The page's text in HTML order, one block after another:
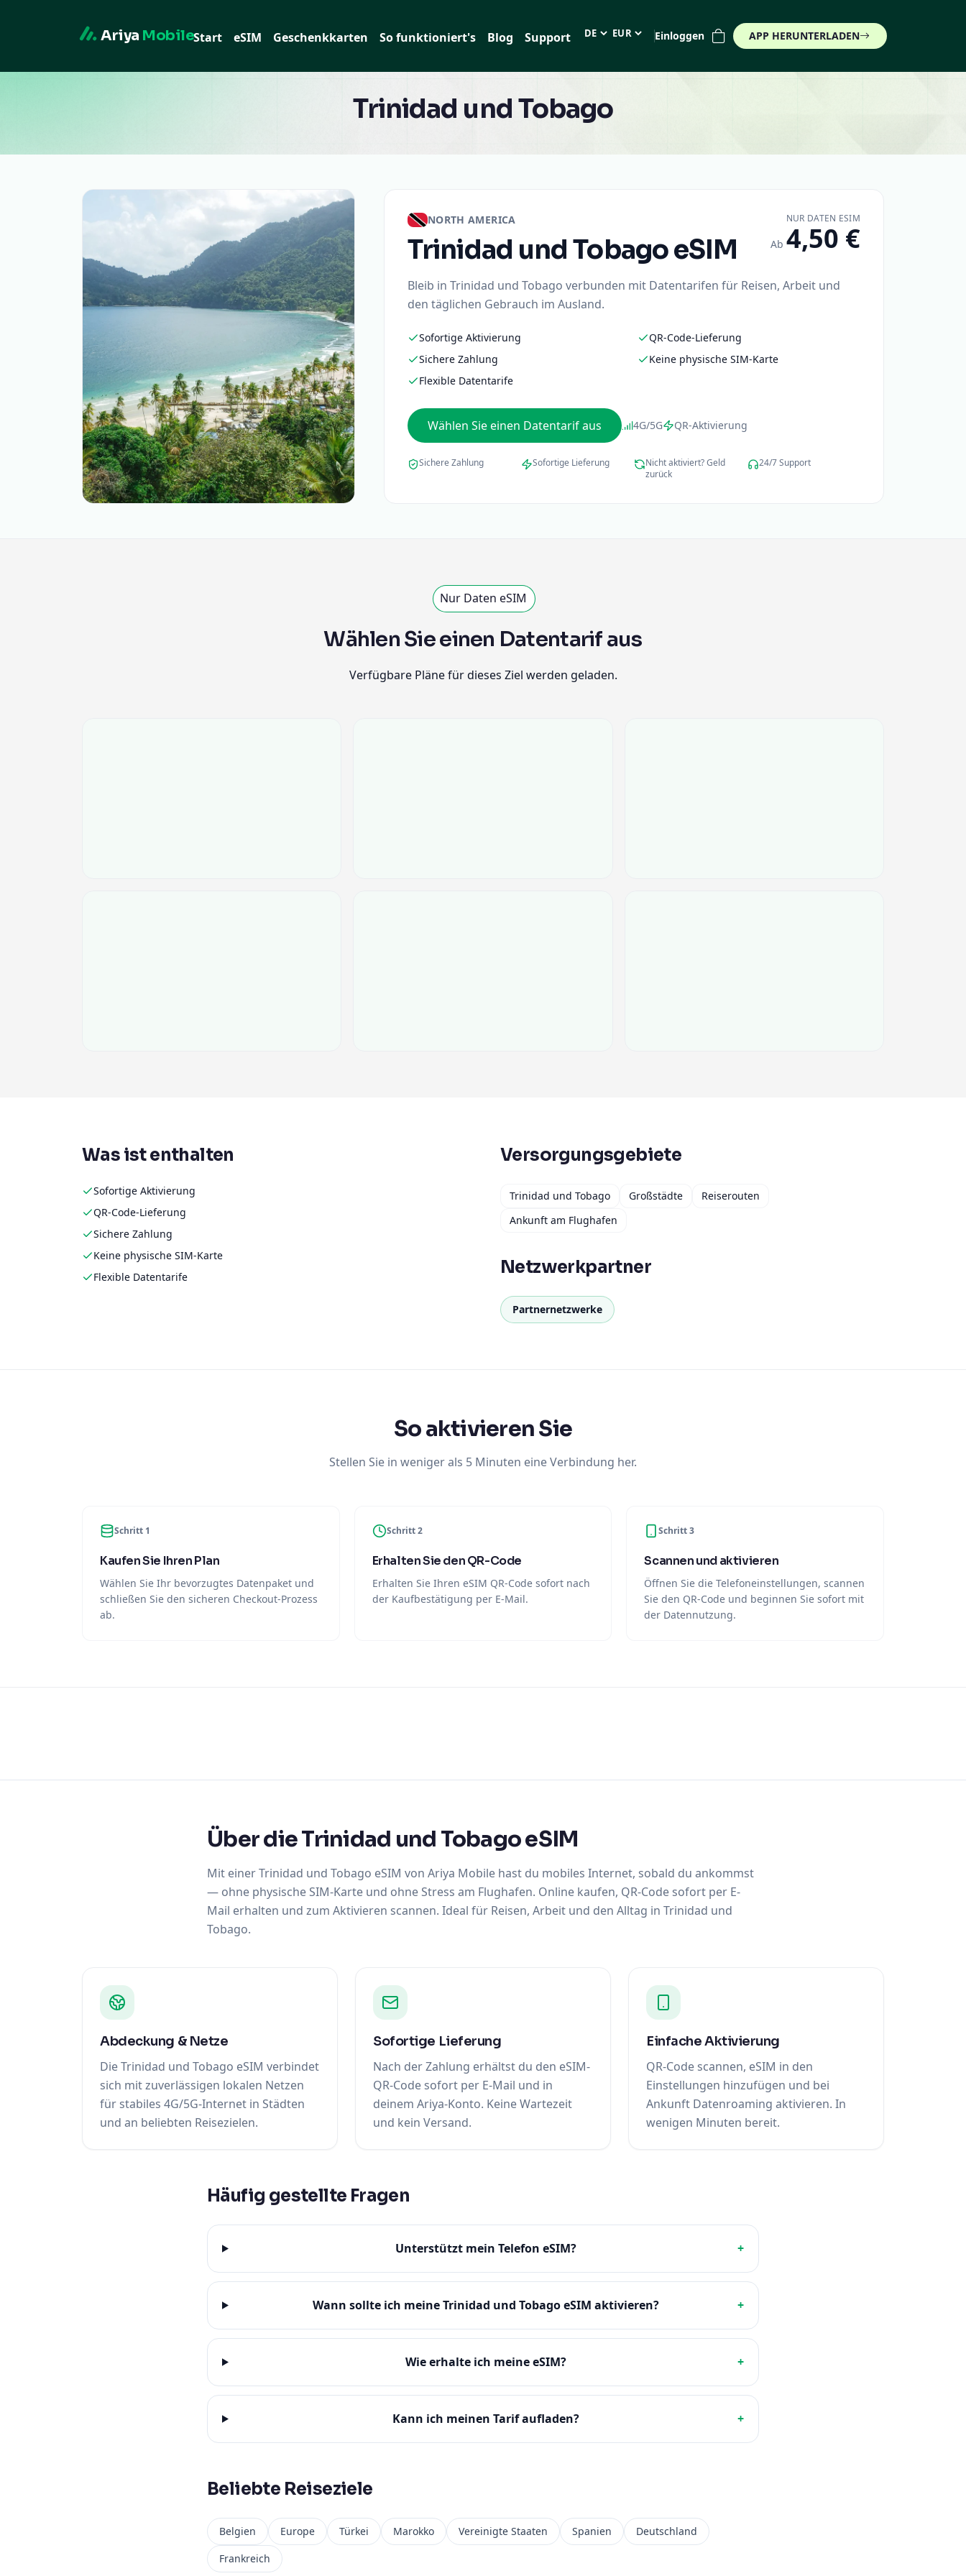
Ariya MobileStart eSIM Geschenkkarten So funktioniert's Blog Support SpracheEUR (€) Einloggen APP HERUNTERLADEN
Trinidad und Tobago
NORTH AMERICA
Trinidad und TobagoeSIM
NUR DATEN ESIM
Ab 4,50 €
Bleib in Trinidad und Tobago verbunden mit Datentarifen für Reisen, Arbeit und
den täglichen Gebrauch im Ausland.
Sofortige Aktivierung
QR-Code-Lieferung
Sichere Zahlung
Keine physische SIM-Karte
Flexible Datentarife
Wählen Sie einen Datentarif aus 4G/5G QR-Aktivierung
Sichere Zahlung Sofortige Lieferung
Nicht aktiviert? Geld
zurück
24/7 Support
Nur Daten eSIM
Wählen Sie einen Datentarif aus
Verfügbare Pläne für dieses Ziel werden geladen.
Was ist enthalten
Sofortige Aktivierung
QR-Code-Lieferung
Sichere Zahlung
Keine physische SIM-Karte
Flexible Datentarife
Versorgungsgebiete
Trinidad und Tobago Großstädte
Reiserouten
Ankunft am Flughafen
Netzwerkpartner
Partnernetzwerke
So aktivieren Sie
Stellen Sie in weniger als 5 Minuten eine Verbindung her.
Schritt 1
Kaufen Sie Ihren Plan
Wählen Sie Ihr bevorzugtes Datenpaket und
schließen Sie den sicheren Checkout-Prozess
ab.
Schritt 2
Erhalten Sie den QR-Code
Erhalten Sie Ihren eSIM QR-Code sofort nach
der Kaufbestätigung per E-Mail.
Schritt 3
Scannen und aktivieren
Öffnen Sie die Telefoneinstellungen, scannen
Sie den QR-Code und beginnen Sie sofort mit
der Datennutzung.
Über die Trinidad und Tobago eSIM
Mit einer Trinidad und Tobago eSIM von Ariya Mobile hast du mobiles Internet, sobald du ankommst
— ohne physische SIM-Karte und ohne Stress am Flughafen. Online kaufen, QR-Code sofort per E-
Mail erhalten und zum Aktivieren scannen. Ideal für Reisen, Arbeit und den Alltag in Trinidad und
Tobago.
Abdeckung & Netze
Die Trinidad und Tobago eSIM verbindet
sich mit zuverlässigen lokalen Netzen
für stabiles 4G/5G-Internet in Städten
und an beliebten Reisezielen.
Sofortige Lieferung
Nach der Zahlung erhältst du den eSIM-
QR-Code sofort per E-Mail und in
deinem Ariya-Konto. Keine Wartezeit
und kein Versand.
Einfache Aktivierung
QR-Code scannen, eSIM in den
Einstellungen hinzufügen und bei
Ankunft Datenroaming aktivieren. In
wenigen Minuten bereit.
Häufig gestellte Fragen
Unterstützt mein Telefon eSIM? +
Wann sollte ich meine Trinidad und Tobago eSIM aktivieren? +
Wie erhalte ich meine eSIM? +
Kann ich meinen Tarif aufladen? +
Beliebte Reiseziele
Belgien Europe Türkei Marokko Vereinigte Staaten Spanien
Deutschland
Frankreich